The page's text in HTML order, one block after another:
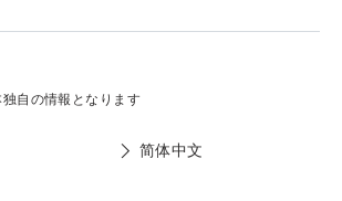
自の情報となります
简体中文